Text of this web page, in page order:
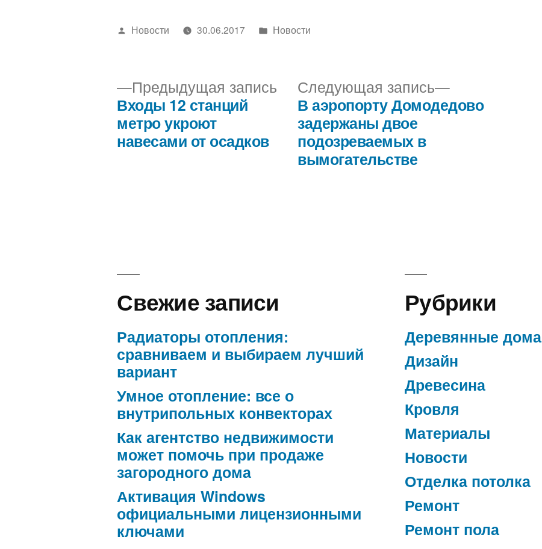
Написано
Новости 30.06.2017
Написано
Новости
Навигация
Предыдущая запись Предыдущая
запись:
Входы 12 станций
метро укроют
навесами от осадков
Следующая запись
Следующая
запись:
В аэропорту Домодедово
задержаны двое
подозреваемых в
вымогательстве
Свежие записи
Радиаторы отопления:
сравниваем и выбираем лучший
вариант
Умное отопление: все о
внутрипольных конвекторах
Как агентство недвижимости
может помочь при продаже
загородного дома
Активация Windows
официальными лицензионными
ключами
Рубрики
Деревянные дома
Дизайн
Древесина
Кровля
Материалы
Новости
Отделка потолка
Ремонт
Ремонт пола